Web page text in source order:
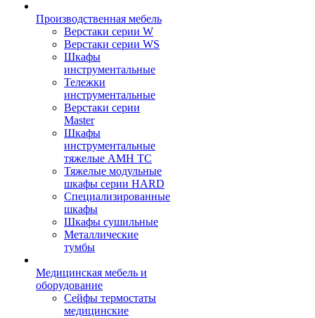
Производственная мебель
Верстаки серии W
Верстаки серии WS
Шкафы
инструментальные
Тележки
инструментальные
Верстаки серии
Master
Шкафы
инструментальные
тяжелые AMH TC
Тяжелые модульные
шкафы серии HARD
Cпециализированные
шкафы
Шкафы сушильные
Металлические
тумбы
Медицинская мебель и
оборудование
Сейфы термостаты
медицинские